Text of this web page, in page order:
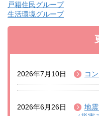
戸籍住民グループ
生活環境グループ
2026年7月10日 コ
2026年6月26日
地